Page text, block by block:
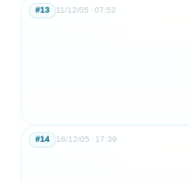
11/12/05 07:52
#13
18/12/05 17:39
#14